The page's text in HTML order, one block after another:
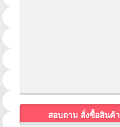
สอบถาม สั่งซื้อสินค้า